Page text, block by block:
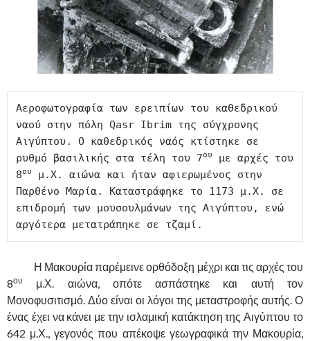
Αεροφωτογραφία των ερειπίων του καθεδρικού
ναού στην πόλη Qasr Ibrim της σύγχρονης
Αιγύπτου. Ο καθεδρικός ναός κτίστηκε σε
ρυθμό βασιλικής στα τέλη του 7ου
με αρχές του
8ου
μ.Χ. αιώνα και ήταν αφιερωμένος στην
Παρθένο Μαρία. Καταστράφηκε το 1173 μ.Χ. σε
επιδρομή των μουσουλμάνων της Αιγύπτου, ενώ
αργότερα μετατράπηκε σε τζαμί.
Η Μακουρία παρέμεινε ορθόδοξη μέχρι και τις αρχές του
8ου
μ.Χ. αιώνα, οπότε ασπάστηκε και αυτή τον
Μονοφυσιτισμό. Δύο είναι οι λόγοι της μεταστροφής αυτής. Ο
ένας έχει να κάνει με την ισλαμική κατάκτηση της Αιγύπτου το
642 μ.Χ., γεγονός που απέκοψε γεωγραφικά την Μακουρία,